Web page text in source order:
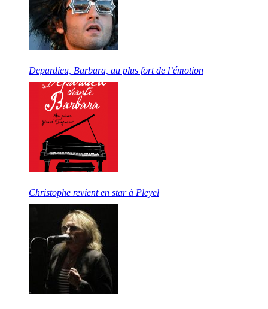
Depardieu, Barbara, au plus fort de l’émotion
Christophe revient en star à Pleyel